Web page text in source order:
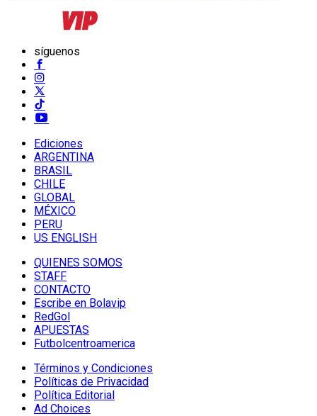
síguenos
Ediciones
ARGENTINA
BRASIL
CHILE
GLOBAL
MÉXICO
PERU
US ENGLISH
QUIENES SOMOS
STAFF
CONTACTO
Escribe en Bolavip
RedGol
APUESTAS
Futbolcentroamerica
Términos y Condiciones
Políticas de Privacidad
Política Editorial
Ad Choices